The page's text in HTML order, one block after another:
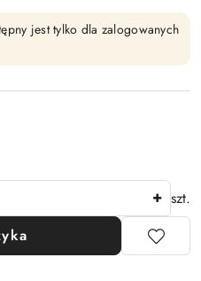
jest tylko dla zalogowanych
szt.